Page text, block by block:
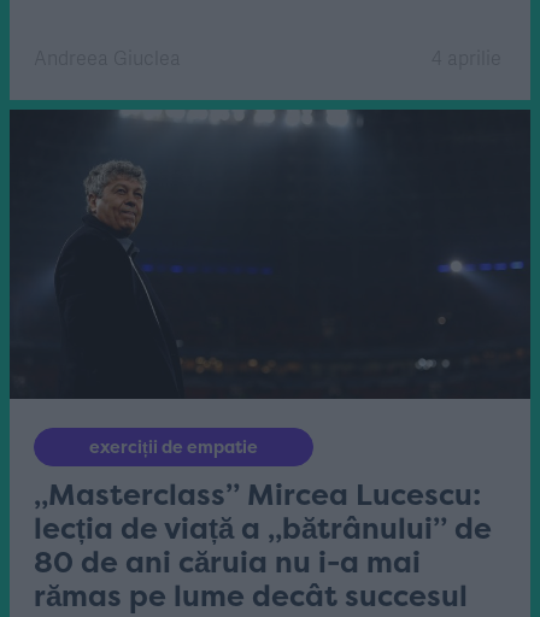
exerciții de empatie
„Masterclass” Mircea Lucescu:
lecția de viață a „bătrânului” de
80 de ani căruia nu i-a mai
rămas pe lume decât succesul